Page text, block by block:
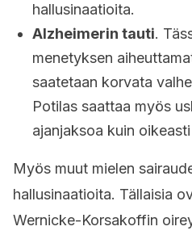
hallusinaatioita.
Alzheimerin tauti.
menetyksen
saatetaan korvata
Potilas saattaa myös
ajanjaksoa kuin oikeasti
Myös muut mielen
hallusinaatioita. Tällaisia
Wernicke-Korsakoffin